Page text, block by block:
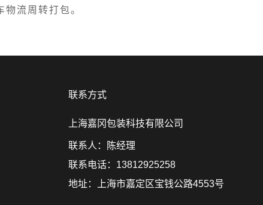
流周转打包。
联系方式
上海嘉冈包装科技有限公司
联系人：陈经理
联系电话：13812925258
地址：上海市嘉定区宝钱公路4553号